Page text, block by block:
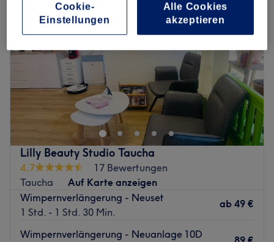
Lilly Beauty Studio Taucha
4,7
17 Bewertungen
Taucha
Auf Karte anzeigen
Wimpernverlängerung - Neuset
1 Std. - 1 Std. 30 Min.
ab 49 €
Wimpernverlängerung - Neuanlage 10D
Cookie-
Einstellungen
Alle Cookies
akzeptieren